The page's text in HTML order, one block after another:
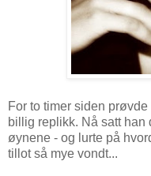
For to timer siden
billig replikk. Nå satt han
øynene - og lurte på
tillot så mye vondt...